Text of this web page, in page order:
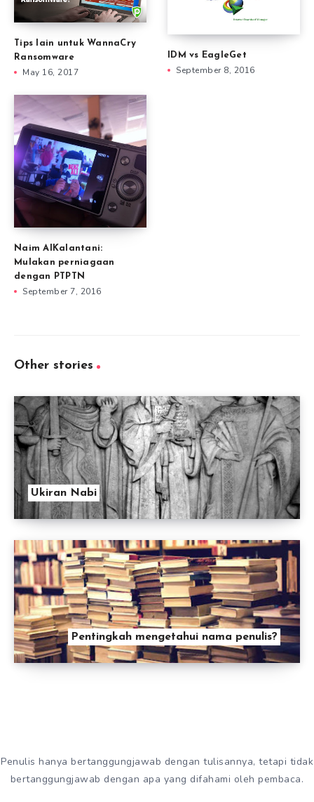
Tips lain untuk WannaCry
Ransomware
May 16, 2017
IDM vs EagleGet
September 8, 2016
Naim AlKalantani:
Mulakan perniagaan
dengan PTPTN
September 7, 2016
Other stories
Ukiran Nabi
Pentingkah mengetahui nama penulis?
Penulis hanya bertanggungjawab dengan tulisannya, tetapi tidak
bertanggungjawab dengan apa yang difahami oleh pembaca.